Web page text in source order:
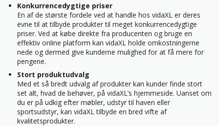
Konkurrencedygtige priser
En af de største fordele ved at handle hos vidaXL er deres
evne til at tilbyde produkter til meget konkurrencedygtige
priser. Ved at købe direkte fra producenten og bruge en
effektiv online platform kan vidaXL holde omkostningerne
nede og dermed give kunderne mulighed for at få mere for
pengene.
Stort produktudvalg
Med et så bredt udvalg af produkter kan kunder finde stort
set alt, hvad de behøver, på vidaXL’s hjemmeside. Uanset om
du er på udkig efter møbler, udstyr til haven eller
sportsudstyr, kan vidaXL tilbyde en bred vifte af
kvalitetsprodukter.